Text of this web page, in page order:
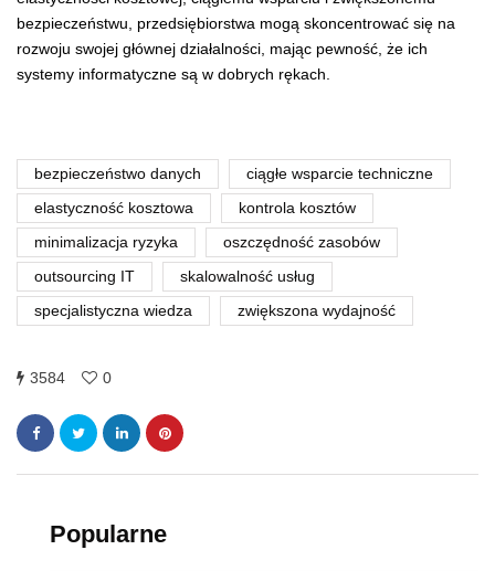
bezpieczeństwu, przedsiębiorstwa mogą skoncentrować się na
rozwoju swojej głównej działalności, mając pewność, że ich
systemy informatyczne są w dobrych rękach.
bezpieczeństwo danych ciągłe wsparcie techniczne
elastyczność kosztowa kontrola kosztów
minimalizacja ryzyka oszczędność zasobów
outsourcing IT skalowalność usług
specjalistyczna wiedza zwiększona wydajność
3584 0
Popularne